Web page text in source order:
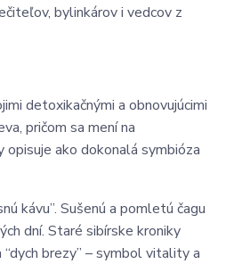
bylinkárov i vedcov z
detoxikačnými a obnovujúcimi
pričom sa mení na
ako dokonalá symbióza
kávu”. Sušenú a pomletú čagu
dní. Staré sibírske kroniky
brezy” – symbol vitality a